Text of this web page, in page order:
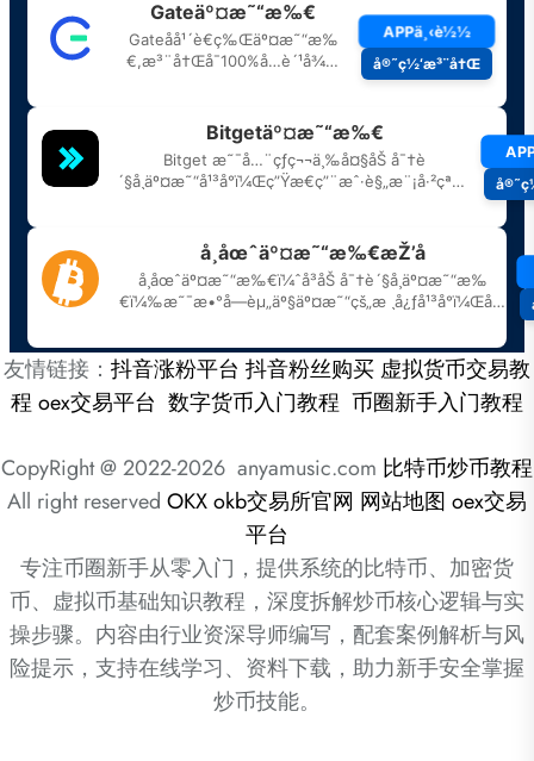
友情链接： 抖音涨粉平台 抖音粉丝购买虚拟货币交易教
程oex交易平台 数字货币入门教程 币圈新手入门教程
CopyRight @ 2022-2026 anyamusic.com 比特币炒币教程
All right reserved OKXokb交易所官网 网站地图 oex交易
平台
专注币圈新手从零入门，提供系统的比特币、加密货
币、虚拟币基础知识教程，深度拆解炒币核心逻辑与实
操步骤。内容由行业资深导师编写，配套案例解析与风
险提示，支持在线学习、资料下载，助力新手安全掌握
炒币技能。